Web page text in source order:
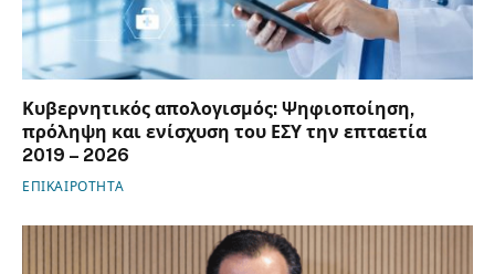
Κυβερνητικός απολογισμός: Ψηφιοποίηση,
πρόληψη και ενίσχυση του ΕΣΥ την επταετία
2019 – 2026
ΕΠΙΚΑΙΡΟΤΗΤΑ